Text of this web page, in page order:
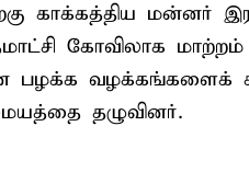
காக்கத்திய மன்னர்
கோவிலாக
வழக்கங்களைக்
தழுவினர்.